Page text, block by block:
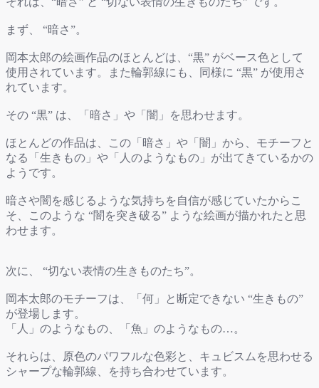
まず、 “暗さ”。
岡本太郎の絵画作品のほとんどは、“黒” がベース色として
使用されています。また輪郭線にも、同様に “黒” が使用さ
れています。
その “黒” は、「暗さ」や「闇」を思わせます。
ほとんどの作品は、この「暗さ」や「闇」から、モチーフと
なる「生きもの」や「人のようなもの」が出てきているかの
ようです。
暗さや闇を感じるような気持ちを自信が感じていたからこ
そ、このような “闇を突き破る” ような絵画が描かれたと思
わせます。
次に、 “切ない表情の生きものたち”。
岡本太郎のモチーフは、「何」と断定できない “生きもの”
が登場します。
「人」のようなもの、「魚」のようなもの…。
それらは、原色のパワフルな色彩と、キュビスムを思わせる
シャープな輪郭線、を持ち合わせています。